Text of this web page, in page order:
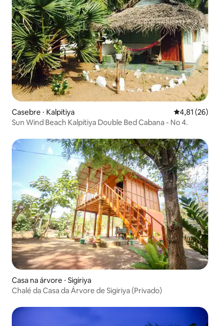
Casebre ⋅ Kalpitiya 4,81 de uma
4,81 (26)
Sun Wind Beach Kalpitiya Double Bed Cabana - No 4.
Casa na árvore ⋅ Sigiriya
Chalé da Casa da Árvore de Sigiriya (Privado)